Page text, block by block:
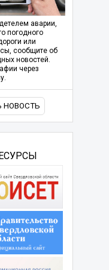
аварии,
погодного
или
сообщите об
новостей.
через
НОВОСТЬ